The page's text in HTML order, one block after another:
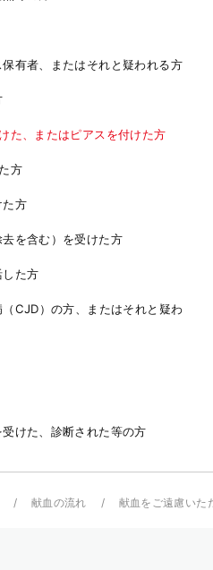
有者、またはそれと疑われる方
た、またはピアスを付けた方
方
た方
を含む）を受けた方
た方
CJD）の方、またはそれと疑わ
けた、診断された等の方
献血の流れ 献血をご遠慮いた